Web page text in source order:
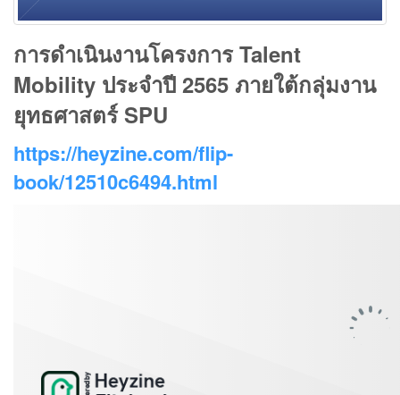
การดำเนินงานโครงการ Talent
Mobility ประจำปี 2565 ภายใต้กลุ่มงาน
ยุทธศาสตร์ SPU
https://heyzine.com/flip-
book/12510c6494.html